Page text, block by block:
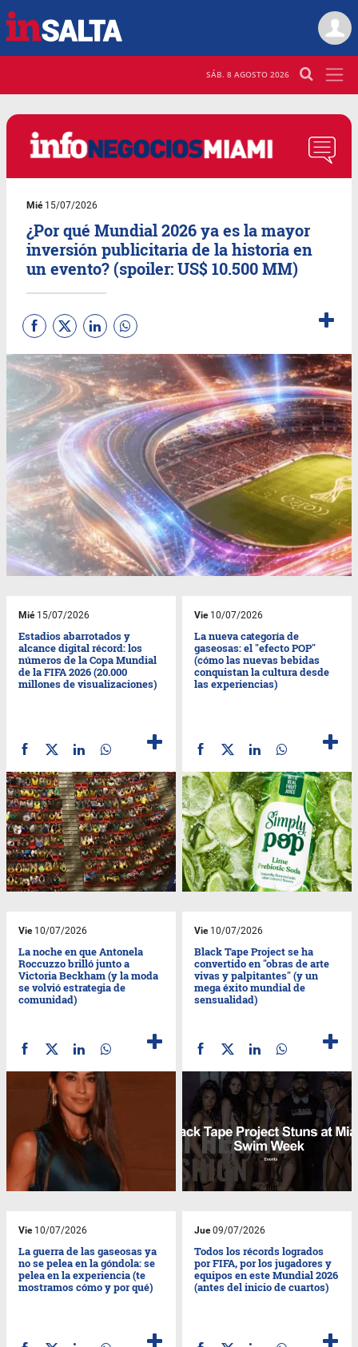
SÁB. 8 AGOSTO 2026
Mié15/07/2026
¿Por qué Mundial 2026 ya es la mayor
inversión publicitaria de la historia en
un evento? (spoiler: US$ 10.500 MM)
Mié15/07/2026
Estadios abarrotados y
alcance digital récord: los
números de la Copa Mundial
de la FIFA 2026 (20.000
millones de visualizaciones)
Vie10/07/2026
La nueva categoría de
gaseosas: el "efecto POP"
(cómo las nuevas bebidas
conquistan la cultura desde
las experiencias)
Vie10/07/2026
La noche en que Antonela
Roccuzzo brilló junto a
Victoria Beckham (y la moda
se volvió estrategia de
comunidad)
Vie10/07/2026
Black Tape Project se ha
convertido en "obras de arte
vivas y palpitantes" (y un
mega éxito mundial de
sensualidad)
Vie10/07/2026
La guerra de las gaseosas ya
no se pelea en la góndola: se
pelea en la experiencia (te
mostramos cómo y por qué)
Jue09/07/2026
Todos los récords logrados
por FIFA, por los jugadores y
equipos en este Mundial 2026
(antes del inicio de cuartos)